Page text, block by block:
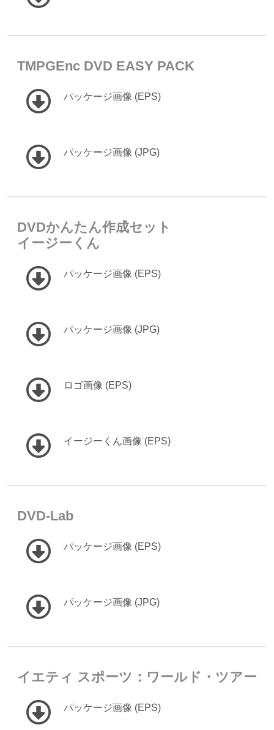
TMPGEnc DVD EASY PACK
パッケージ画像 (EPS)
パッケージ画像 (JPG)
DVDかんたん作成セット
イージーくん
パッケージ画像 (EPS)
パッケージ画像 (JPG)
ロゴ画像 (EPS)
イージーくん画像 (EPS)
DVD-Lab
パッケージ画像 (EPS)
パッケージ画像 (JPG)
イエティ スポーツ：ワールド・ツアー
パッケージ画像 (EPS)